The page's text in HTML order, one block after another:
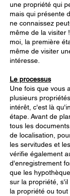
une propriété qui
mais qui présente
ne connaissez
même de la visiter
moi, la première
même de visiter
intéresse.
Le processus
Une fois que vous
plusieurs
intérêt, c'est là
étape. Avant de
tous les
de localisation,
les servitudes et
vérifie également
d'enregistrement
que les
sur la propriété,
la propriété ou